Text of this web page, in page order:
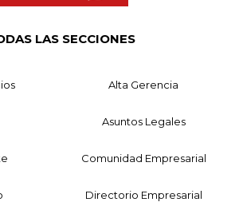
LAS SECCIONES
Alta Gerencia
Asuntos Legales
Comunidad Empresarial
Directorio Empresarial